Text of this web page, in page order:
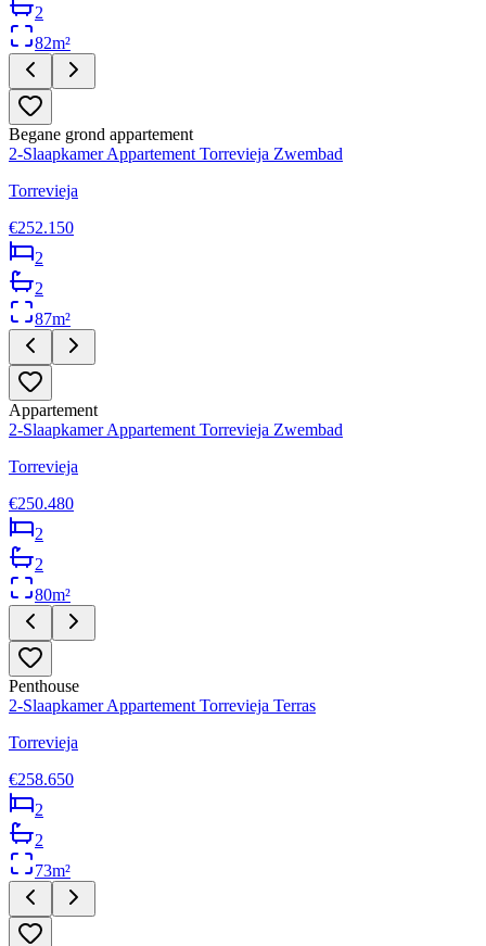
2
82m²
Begane grond appartement
2-Slaapkamer Appartement Torrevieja Zwembad
Torrevieja
€252.150
2
2
87m²
Appartement
2-Slaapkamer Appartement Torrevieja Zwembad
Torrevieja
€250.480
2
2
80m²
Penthouse
2-Slaapkamer Appartement Torrevieja Terras
Torrevieja
€258.650
2
2
73m²